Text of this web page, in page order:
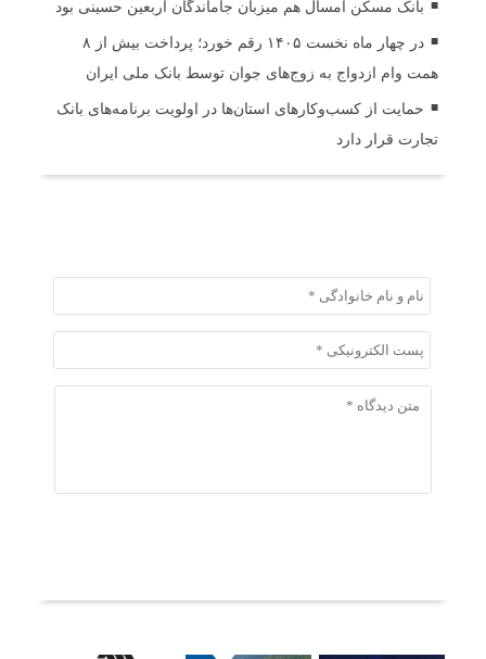
بانک مسکن امسال هم میزبان جاماندگان اربعین حسینی بود
در چهار ماه نخست ۱۴۰۵ رقم خورد؛ پرداخت بیش از ۸
همت وام ازدواج به زوج‌های جوان توسط بانک ملی ایران
حمایت از کسب‌وکارهای استان‌ها در اولویت برنامه‌های بانک
تجارت قرار دارد